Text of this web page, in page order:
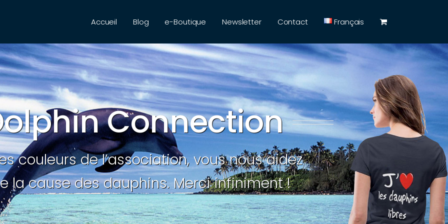
Accueil Blog e-Boutique Newsletter Contact Français
Connection
couleurs de l’association, vous nous aidez
la cause des dauphins. Merci infiniment !